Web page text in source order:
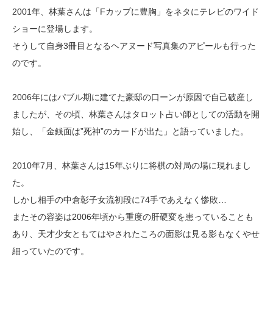
2001年、林葉さんは「Fカップに豊胸」をネタにテレビのワイド
ショーに登場します。
そうして自身3冊目となるヘアヌード写真集のアピールも行った
のです。
2006年にはパブル期に建てた豪邸の口ーンが原因で自己破産し
ましたが、その頃、林葉さんはタロット占い師としての活動を開
始し、「金銭面は”死神”のカードが出た」と語っていました。
2010年7月、林葉さんは15年ぶりに将棋の対局の場に現れまし
た。
しかし相手の中倉彰子女流初段に74手であえなく惨敗…
またその容姿は2006年頃から重度の肝硬変を患っていることも
あり、天才少女ともてはやされたころの面影は見る影もなくやせ
細っていたのです。